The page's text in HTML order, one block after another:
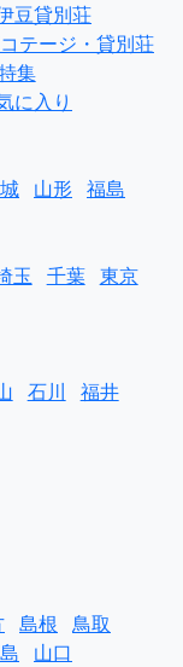
豆貸別荘
テージ・貸別荘
集
に入り
山形 福島
玉 千葉 東京
石川 福井
島根 鳥取
山口